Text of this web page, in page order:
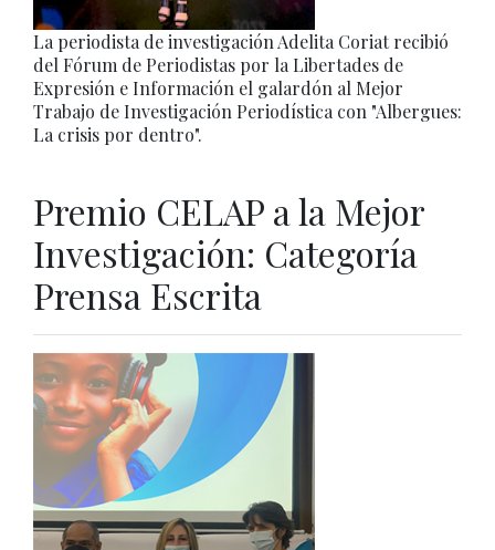
La periodista de investigación Adelita Coriat recibió
del Fórum de Periodistas por la Libertades de
Expresión e Información el galardón al Mejor
Trabajo de Investigación Periodística con "Albergues:
La crisis por dentro".
Premio CELAP a la Mejor
Investigación: Categoría
Prensa Escrita